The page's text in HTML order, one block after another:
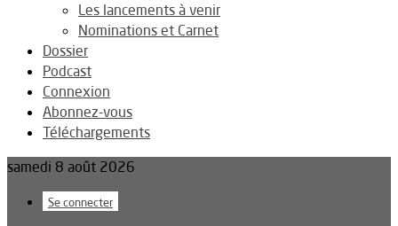
Les lancements à venir
Nominations et Carnet
Dossier
Podcast
Connexion
Abonnez-vous
Téléchargements
samedi 8 août 2026
Se connecter